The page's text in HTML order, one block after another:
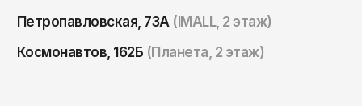
Петропавловская, 73А (IMALL, 2 этаж)
Космонавтов, 162Б (Планета, 2 этаж)
Уфа